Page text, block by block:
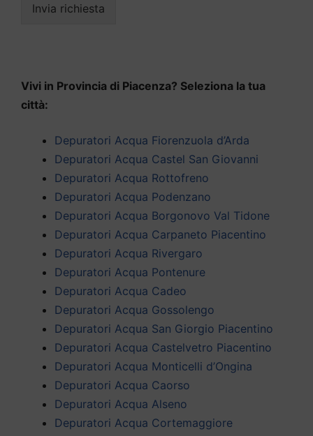
Invia richiesta
Vivi in Provincia di Piacenza? Seleziona la tua
città:
Depuratori Acqua Fiorenzuola d’Arda
Depuratori Acqua Castel San Giovanni
Depuratori Acqua Rottofreno
Depuratori Acqua Podenzano
Depuratori Acqua Borgonovo Val Tidone
Depuratori Acqua Carpaneto Piacentino
Depuratori Acqua Rivergaro
Depuratori Acqua Pontenure
Depuratori Acqua Cadeo
Depuratori Acqua Gossolengo
Depuratori Acqua San Giorgio Piacentino
Depuratori Acqua Castelvetro Piacentino
Depuratori Acqua Monticelli d’Ongina
Depuratori Acqua Caorso
Depuratori Acqua Alseno
Depuratori Acqua Cortemaggiore